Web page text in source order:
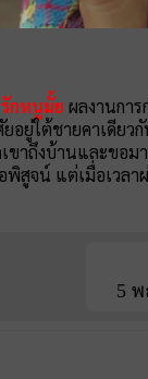
รักหนูมั้ย ผลงานกา
อยู่ใต้ชายคาเดีย
ขาถึงบ้านและขอ
พิสูจน์ แต่เมื่อเว
5